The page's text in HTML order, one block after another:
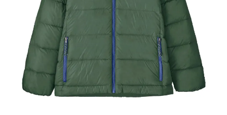
børn være indhyllet i varme og komfort, selv når
temperaturen falder.
Dunene, der anvendes i dette tøj, er certificeret
RDS
(Responsible Down Standard), hvilket garanterer, at de
stammer fra ansvarlige kilder og respekterer
dyrevelfærd. Det giver fremragende
termisk isolering
uden at tilføje unødig vægt, så børnene kan bevæge sig
frit og nyde deres udendørs aktiviteter fuldt ud.